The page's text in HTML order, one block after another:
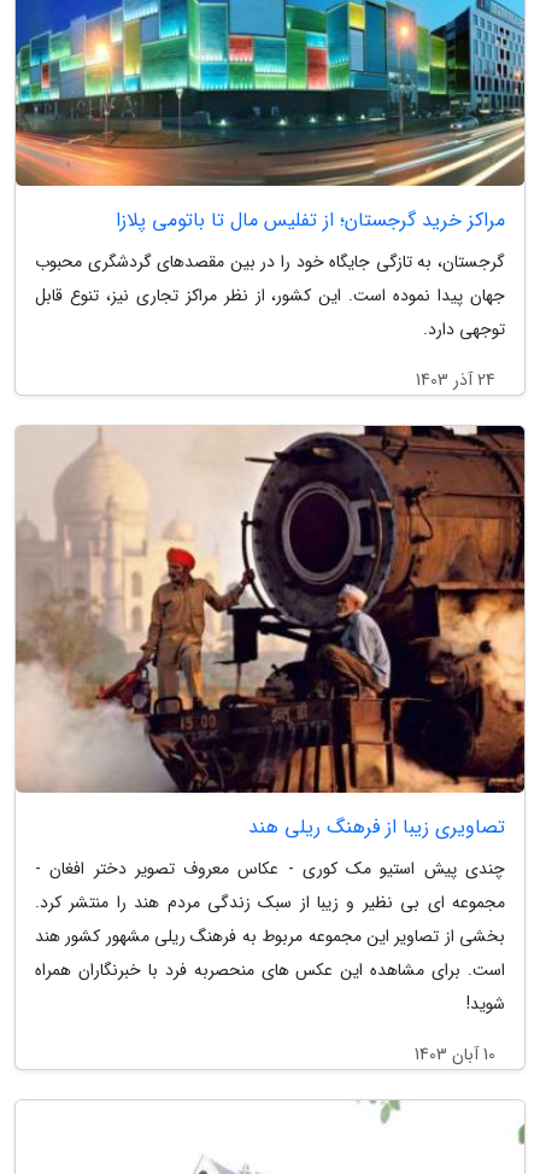
مراکز خرید گرجستان؛ از تفلیس مال تا باتومی پلازا
گرجستان، به تازگی جایگاه خود را در بین مقصدهای گردشگری محبوب
جهان پیدا نموده است. این کشور، از نظر مراکز تجاری نیز، تنوع قابل
توجهی دارد.
24 آذر 1403
تصاویری زیبا از فرهنگ ریلی هند
چندی پیش استیو مک کوری - عکاس معروف تصویر دختر افغان -
مجموعه ای بی نظیر و زیبا از سبک زندگی مردم هند را منتشر کرد.
بخشی از تصاویر این مجموعه مربوط به فرهنگ ریلی مشهور کشور هند
است. برای مشاهده این عکس های منحصربه فرد با خبرنگاران همراه
شوید!
10 آبان 1403